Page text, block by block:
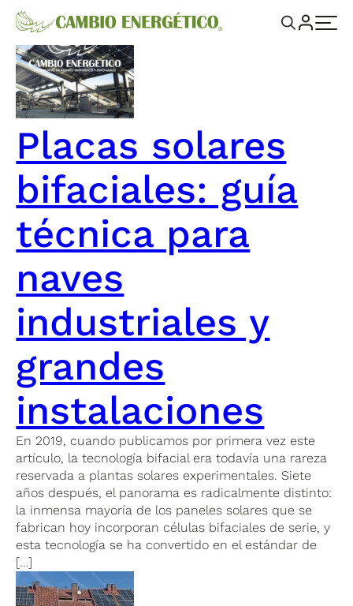
Placas solares
bifaciales: guía
técnica para
naves
industriales y
grandes
instalaciones
En 2019, cuando publicamos por primera vez este
artículo, la tecnología bifacial era todavía una rareza
reservada a plantas solares experimentales. Siete
años después, el panorama es radicalmente distinto:
la inmensa mayoría de los paneles solares que se
fabrican hoy incorporan células bifaciales de serie, y
esta tecnología se ha convertido en el estándar de
[…]